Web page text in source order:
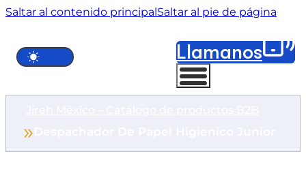
Saltar al contenido principalSaltar al pie de página
Llámanos